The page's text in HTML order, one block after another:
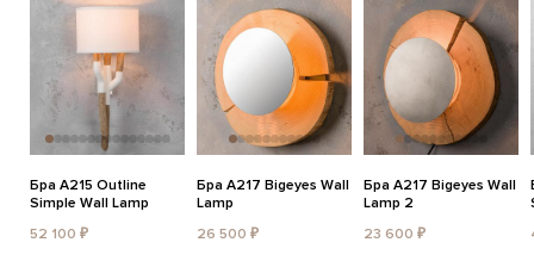
Бра A215 Outline
Simple Wall Lamp
52 100 ₽
Бра A217 Bigeyes Wall
Lamp
26 500 ₽
Бра A217 Bigeyes Wall
Lamp 2
23 600 ₽